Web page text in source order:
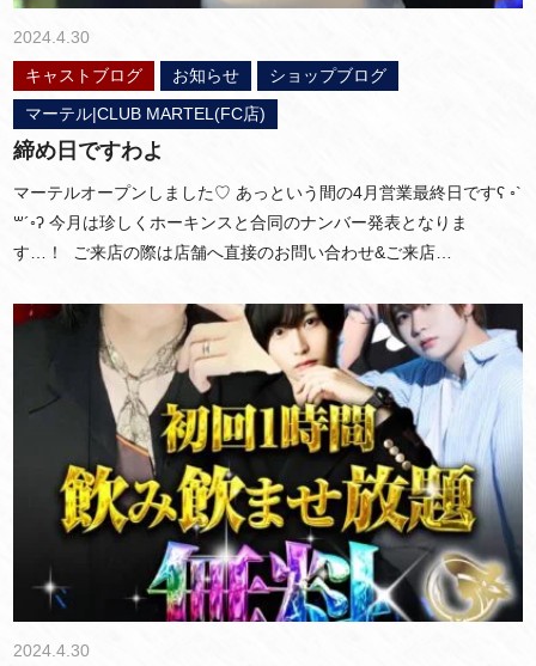
2024.4.30
キャストブログ
お知らせ
ショップブログ
マーテル|CLUB MARTEL(FC店)
締め日ですわよ
マーテルオープンしました♡ あっという間の4月営業最終日ですʕ ◦`
꒳´◦ʔ 今月は珍しくホーキンスと合同のナンバー発表となりま
す…！ ご来店の際は店舗へ直接のお問い合わせ&ご来店…
2024.4.30